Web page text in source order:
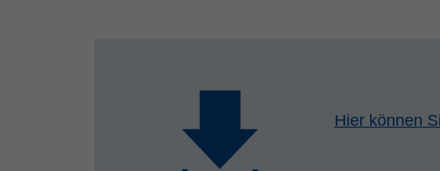
Hier können